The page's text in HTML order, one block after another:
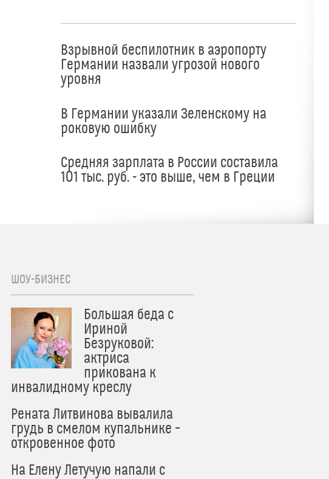
Взрывной беспилотник в аэропорту
Германии назвали угрозой нового
уровня
В Германии указали Зеленскому на
роковую ошибку
Средняя зарплата в России составила
101 тыс. руб. - это выше, чем в Греции
ШОУ-БИЗНЕС
Большая беда с
Ириной
Безруковой:
актриса
прикована к
инвалидному креслу
Рената Литвинова вывалила
грудь в смелом купальнике –
откровенное фото
На Елену Летучую напали с